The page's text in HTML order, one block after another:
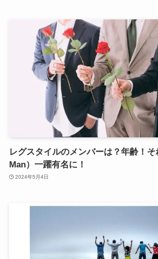
レグスタイルのメンバーは？年齢！
Man）一躍有名に！
2024年5月4日